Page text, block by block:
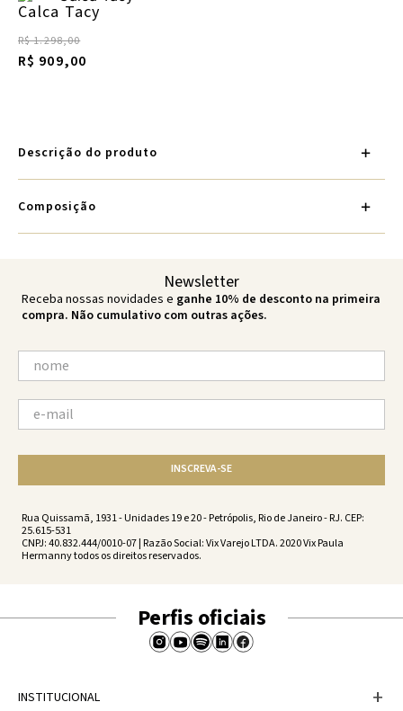
Calca Tacy
R$ 1.298,00
R$ 909,00
Descrição do produto
Composição
Newsletter
Receba nossas novidades e ganhe 10% de desconto na primeira
compra. Não cumulativo com outras ações.
INSCREVA-SE
Rua Quissamã, 1931 - Unidades 19 e 20 - Petrópolis, Rio de Janeiro - RJ. CEP:
25.615-531
CNPJ: 40.832.444/0010-07 | Razão Social: Vix Varejo LTDA. 2020 Vix Paula
Hermanny todos os direitos reservados.
Perfis oficiais
INSTITUCIONAL +